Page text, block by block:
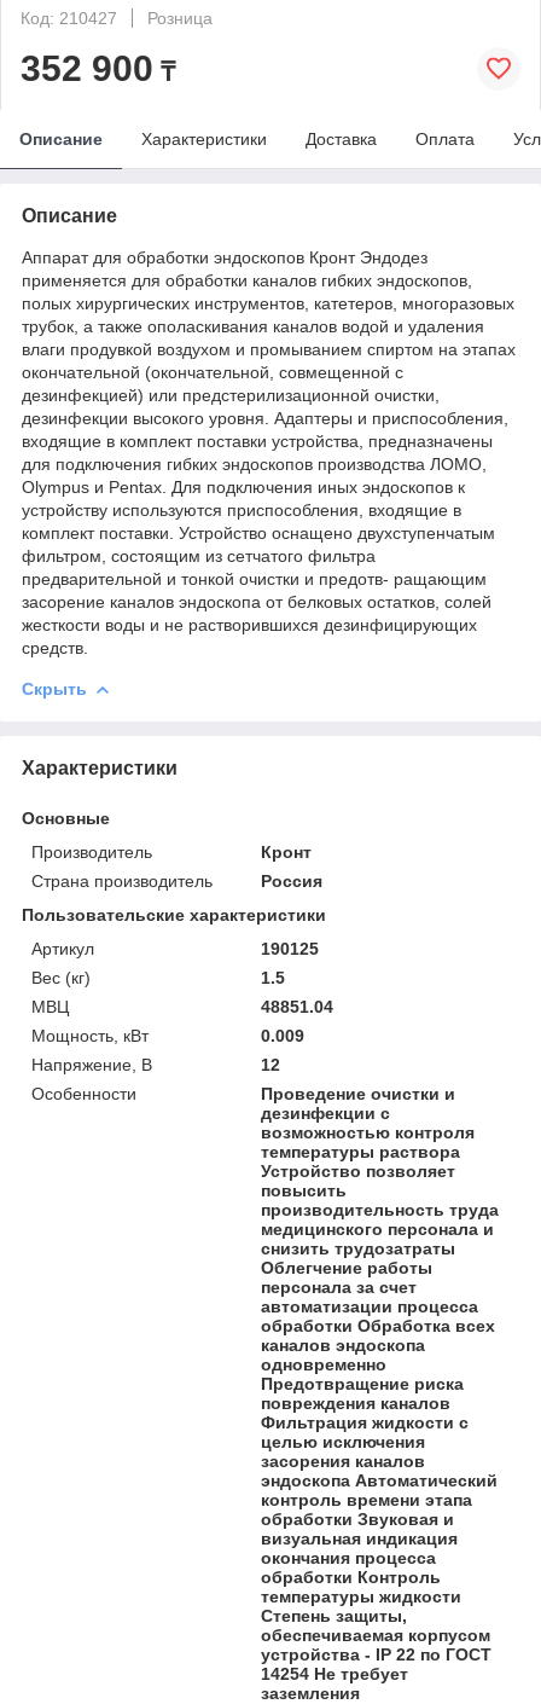
Код: 210427
Розница
352 900 ₸
Описание Характеристики Доставка Оплата
Описание
Аппарат для обработки эндоскопов Кронт Эндодез
применяется для обработки каналов гибких эндоскопов,
полых хирургических инструментов, катетеров, многоразовых
трубок, а также ополаскивания каналов водой и удаления
влаги продувкой воздухом и промыванием спиртом на этапах
окончательной (окончательной, совмещенной с
дезинфекцией) или предстерилизационной очистки,
дезинфекции высокого уровня. Адаптеры и приспособления,
входящие в комплект поставки устройства, предназначены
для подключения гибких эндоскопов производства ЛОМО,
Olympus и Pentax. Для подключения иных эндоскопов к
устройству используются приспособления, входящие в
комплект поставки. Устройство оснащено двухступенчатым
фильтром, состоящим из сетчатого фильтра
предварительной и тонкой очистки и предотв- ращающим
засорение каналов эндоскопа от белковых остатков, солей
жесткости воды и не растворившихся дезинфицирующих
средств.
Скрыть
Характеристики
Основные
Производитель
Кронт
Страна производитель
Россия
Пользовательские характеристики
Артикул
190125
Вес (кг)
1.5
МВЦ
48851.04
Мощность, кВт
0.009
Напряжение, В
12
Особенности
Проведение очистки и
дезинфекции с
возможностью контроля
температуры раствора
Устройство позволяет
повысить
производительность труда
медицинского персонала и
снизить трудозатраты
Облегчение работы
персонала за счет
автоматизации процесса
обработки Обработка всех
каналов эндоскопа
одновременно
Предотвращение риска
повреждения каналов
Фильтрация жидкости с
целью исключения
засорения каналов
эндоскопа Автоматический
контроль времени этапа
обработки Звуковая и
визуальная индикация
окончания процесса
обработки Контроль
температуры жидкости
Степень защиты,
обеспечиваемая корпусом
устройства - IP 22 по ГОСТ
14254 Не требует
заземления